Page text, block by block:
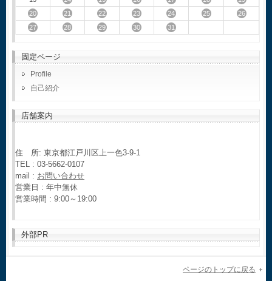
20
21 22 23 24 25
26
27
28 29 30 31
固定ページ
Profile
自己紹介
店舗案内
住 所: 東京都江戸川区上一色3-9-1
TEL : 03-5662-0107
mail : お問い合わせ
営業日 : 年中無休
営業時間 : 9:00～19:00
外部PR
ページのトップに戻る